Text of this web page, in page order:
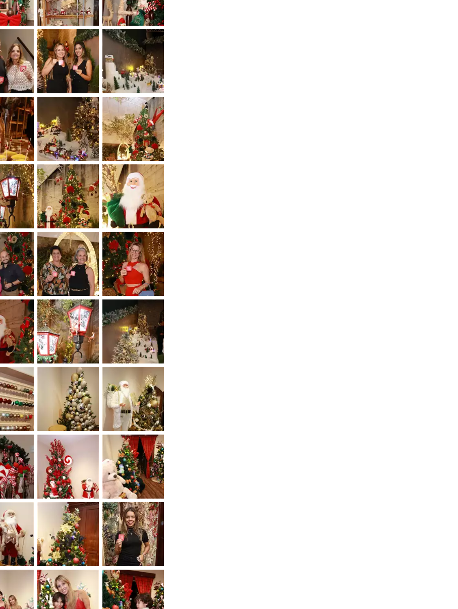
&nbsp; &nbsp;
&nbsp;
&nbsp; &nbsp;
&nbsp; &nbsp;
&nbsp; &nbsp;
&nbsp; &nbsp;
&nbsp;
&nbsp; &nbsp;